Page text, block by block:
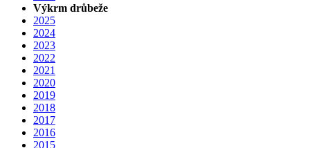
Výkrm drůbeže
2025
2024
2023
2022
2021
2020
2019
2018
2017
2016
2015